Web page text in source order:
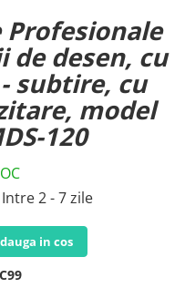
Profesionale
desen, cu
subtire, cu
model
120
Intre 2 - 7 zile
in cos
C99